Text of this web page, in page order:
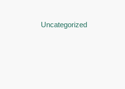
Uncategorized